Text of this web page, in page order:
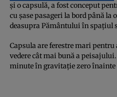
și o capsulă, a fost conceput
cu șase pasageri la bord până la
deasupra Pământului în spațiul
Capsula are ferestre mari pentru
vedere cât mai bună a
minute în gravitație zero înainte